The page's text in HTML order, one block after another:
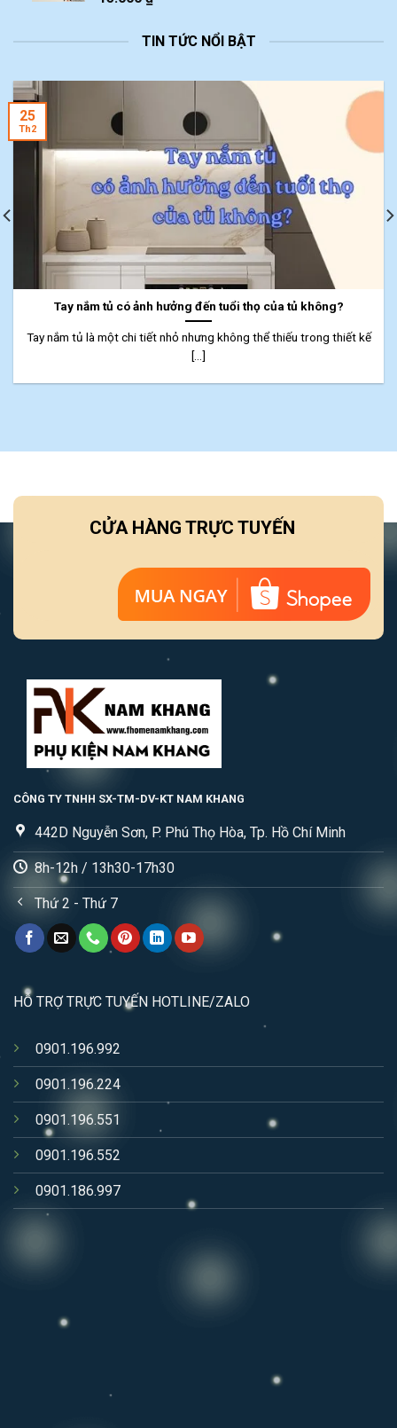
TIN TỨC NỔI BẬT
Tay nắm tủ có ảnh hưởng đến tuổi thọ của tủ không?
Tay nắm tủ là một chi tiết nhỏ nhưng không thể thiếu trong thiết kế
[...]
25
Th2
CỬA HÀNG TRỰC TUYẾN
CÔNG TY TNHH SX-TM-DV-KT NAM KHANG
442D Nguyễn Sơn, P. Phú Thọ Hòa, Tp. Hồ Chí Minh
8h-12h / 13h30-17h30
Thứ 2 - Thứ 7
HỖ TRỢ TRỰC TUYẾN HOTLINE/ZALO
0901.196.992
0901.196.224
0901.196.551
0901.196.552
0901.186.997